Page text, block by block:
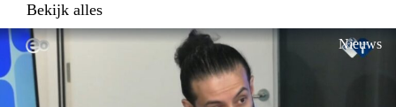
Bekijk alles
Nieuws